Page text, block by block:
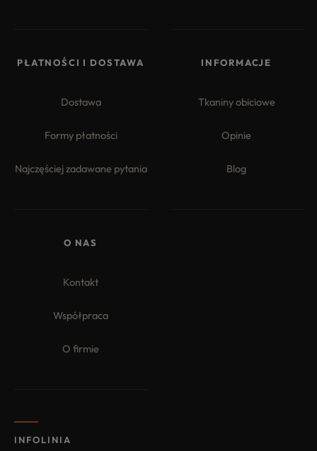
PŁATNOŚCI I DOSTAWA
Dostawa
Formy płatności
Najczęściej zadawane pytania
INFORMACJE
Tkaniny obiciowe
Opinie
Blog
O NAS
Kontakt
Współpraca
O firmie
INFOLINIA